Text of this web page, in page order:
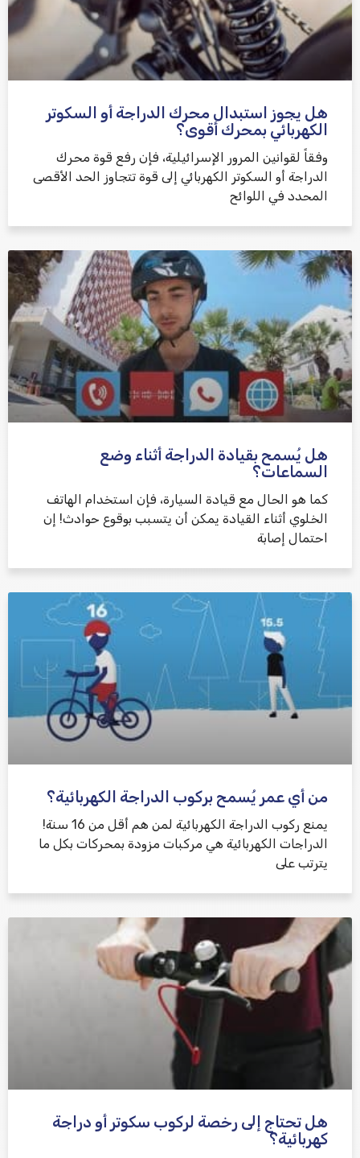
هل يجوز استبدال محرك الدراجة أو السكوتر
الكهربائي بمحرك أقوى؟
وفقاً لقوانين المرور الإسرائيلية، فإن رفع قوة محرك
الدراجة أو السكوتر الكهربائي إلى قوة تتجاوز الحد الأقصى
المحدد في اللوائح
هل يُسمح بقيادة الدراجة أثناء وضع
السماعات؟
كما هو الحال مع قيادة السيارة، فإن استخدام الهاتف
الخلوي أثناء القيادة يمكن أن يتسبب بوقوع حوادث! إن
احتمال إصابة
من أي عمر يُسمح بركوب الدراجة الكهربائية؟
يمنع ركوب الدراجة الكهربائية لمن هم أقل من 16 سنة!
الدراجات الكهربائية هي مركبات مزودة بمحركات بكل ما
يترتب على
هل تحتاج إلى رخصة لركوب سكوتر أو دراجة
كهربائية؟